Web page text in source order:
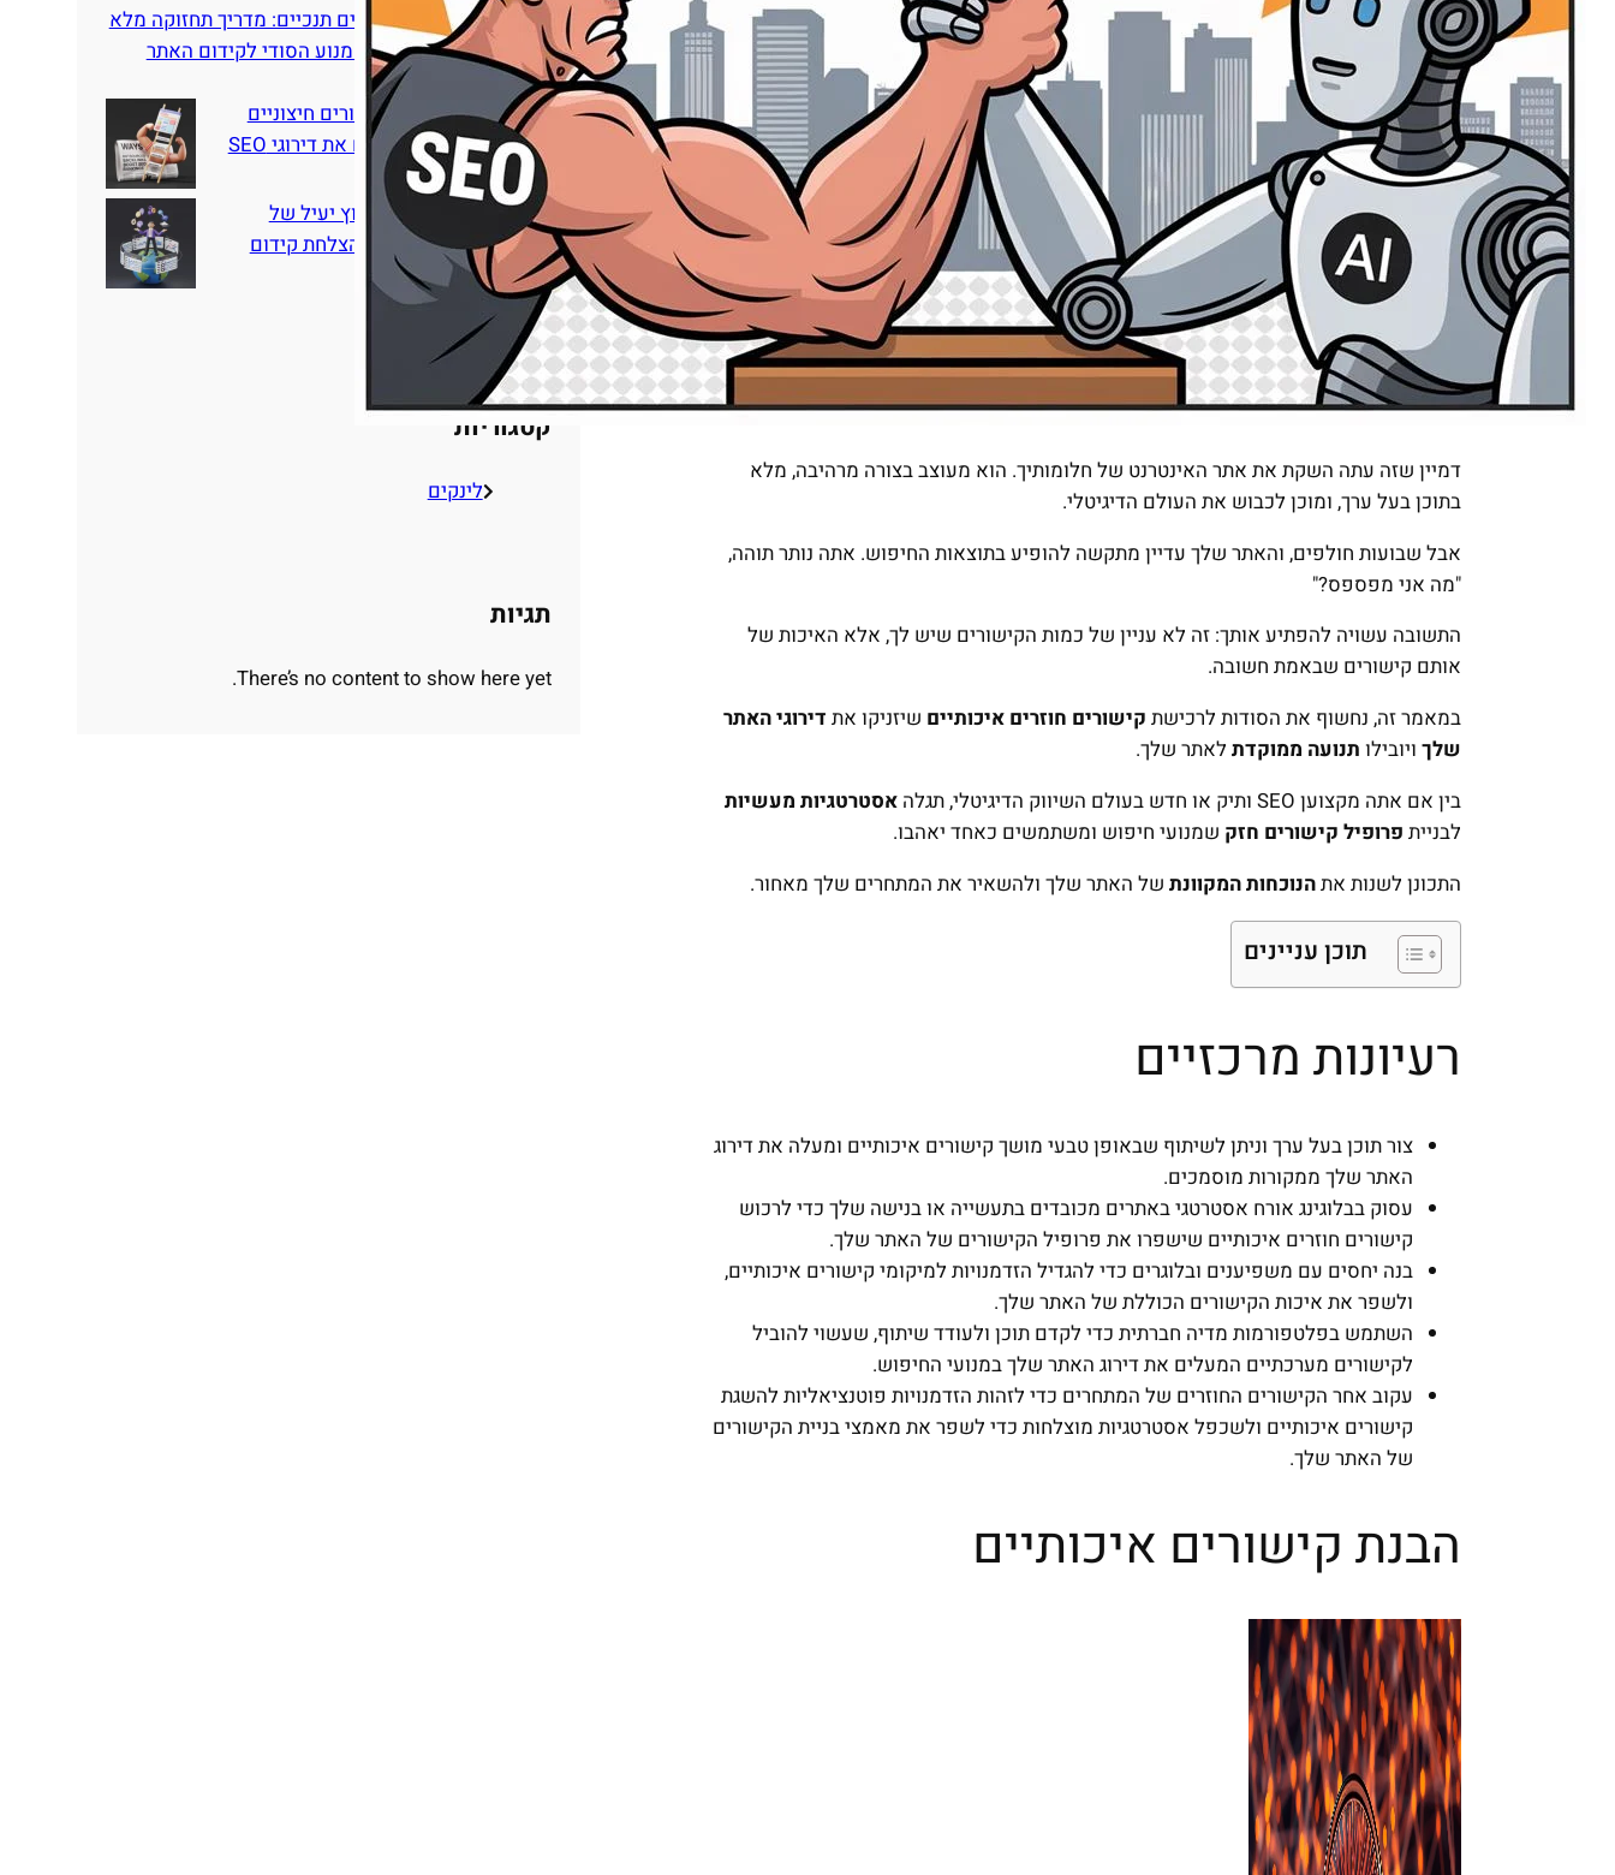
דמיין שזה עתה השקת את אתר האינטרנט של חלומותיך. הוא מעוצב בצורה מרהיבה, מלא
בתוכן בעל ערך, ומוכן לכבוש את העולם הדיגיטלי.
אבל שבועות חולפים, והאתר שלך עדיין מתקשה להופיע בתוצאות החיפוש. אתה נותר תוהה,
"מה אני מפספס?"
התשובה עשויה להפתיע אותך: זה לא עניין של כמות הקישורים שיש לך, אלא האיכות של
אותם קישורים שבאמת חשובה.
במאמר זה, נחשוף את הסודות לרכישת קישורים חוזרים איכותיים שיזניקו את דירוגי האתר
שלך ויובילו תנועה ממוקדת לאתר שלך.
בין אם אתה מקצוען SEO ותיק או חדש בעולם השיווק הדיגיטלי, תגלה
אסטרטגיות מעשיות
לבניית פרופיל קישורים חזק שמנועי חיפוש ומשתמשים כאחד יאהבו.
התכונן לשנות אתהנוכחות המקוונת של האתר שלך ולהשאיר את המתחרים שלך מאחור.
תוכן עניינים
רעיונות מרכזיים
צור תוכן בעל ערך וניתן לשיתוף שבאופן טבעי מושך קישורים איכותיים ומעלה את דירוג
האתר שלך ממקורות מוסמכים.
עסוק בבלוגינג אורח אסטרטגי באתרים מכובדים בתעשייה או בנישה שלך כדי לרכוש
קישורים חוזרים איכותיים שישפרו את פרופיל הקישורים של האתר שלך.
בנה יחסים עם משפיענים ובלוגרים כדי להגדיל הזדמנויות למיקומי קישורים איכותיים,
ולשפר את איכות הקישורים הכוללת של האתר שלך.
השתמש בפלטפורמות מדיה חברתית כדי לקדם תוכן ולעודד שיתוף, שעשוי להוביל
לקישורים מערכתיים המעלים את דירוג האתר שלך במנועי החיפוש.
עקוב אחר הקישורים החוזרים של המתחרים כדי לזהות הזדמנויות פוטנציאליות להשגת
קישורים איכותיים ולשכפל אסטרטגיות מוצלחות כדי לשפר את מאמצי בניית הקישורים
של האתר שלך.
הבנת קישורים איכותיים
כיצד לטפל בסנדלים תנכיים: מדריך תחזוקה מלא
בניית קישורים – המנוע הסודי לקידום האתר
10 דרכים בהן קישורים חיצוניים
מיקור חוץ מגבירים את דירוגי SEO
איך לבצע מיקור חוץ יעיל של
קישורים חוזרים להצלחת קידום
אתרים
קטגוריות
לינקים
תגיות
There’s no content to show here yet.